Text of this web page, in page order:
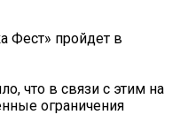
Фест» пройдет в
что в связи с этим на
ограничения